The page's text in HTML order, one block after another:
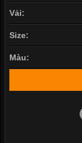
Vải:
Size:
Màu: